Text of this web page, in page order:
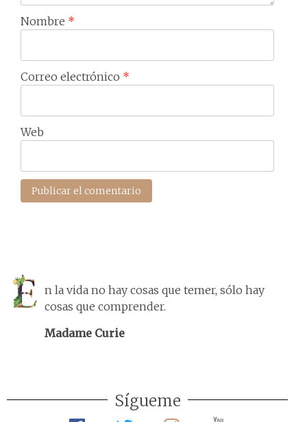
Nombre *
Correo electrónico *
Web
n la vida no hay cosas que temer, sólo hay
cosas que comprender.
Madame Curie
Sígueme